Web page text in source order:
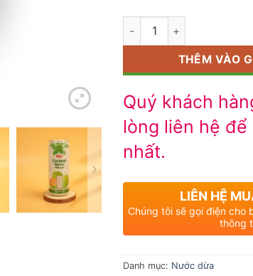
Số lượng
THÊM VÀO
Quý khách
lòng liên hệ
nhất.
LIÊN HỆ
Chúng tôi sẽ gọi điện cho
thông
Danh mục: Nước dừa